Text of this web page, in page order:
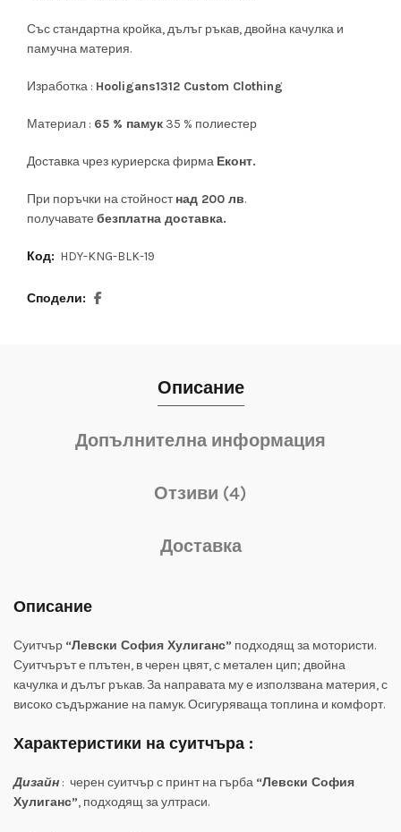
Със стандартна кройка, дълъг ръкав, двойна качулка и
памучна материя.
Изработка : Hooligans1312 Custom Clothing
Материал : 65 % памук 35 % полиестер
Доставка чрез куриерска фирма Еконт.
При поръчки на стойностнад 200 лв.
получавате безплатна доставка.
Код: HDY-KNG-BLK-19
Сподели
Описание
Допълнителна информация
Отзиви (4)
Доставка
Описание
Суитчър “Левски София Хулиганс” подходящ за мотористи.
Суитчърът е плътен, в черен цвят, с метален цип; двойна
качулка и дълъг ръкав. За направата му е използвана материя, с
високо съдържание на памук. Осигуряваща топлина и комфорт.
Характеристики на суитчъра :
Дизайн : черен суитчър с принт на гърба “Левски София
Хулиганс”, подходящ за ултраси.